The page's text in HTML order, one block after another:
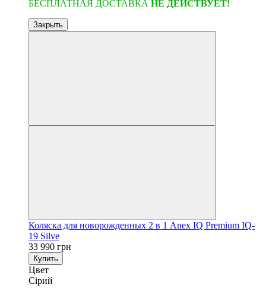
БЕСПЛАТНАЯ ДОСТАВКА НЕ ДЕЙСТВУЕТ!
Закрыть
Коляска для новорожденных 2 в 1 Anex IQ Premium IQ-
19 Silve
33 990 грн
Купить
Цвет
Сірий